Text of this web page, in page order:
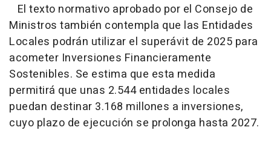
El texto normativo aprobado por el Consejo de
Ministros también contempla que las Entidades
Locales podrán utilizar el superávit de 2025 para
acometer Inversiones Financieramente
Sostenibles. Se estima que esta medida
permitirá que unas 2.544 entidades locales
puedan destinar 3.168 millones a inversiones,
cuyo plazo de ejecución se prolonga hasta 2027.